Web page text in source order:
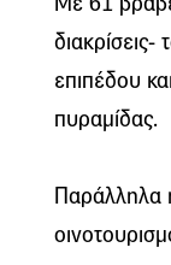
διακρίσεις-
επιπέδου
πυραμίδας.
Παράλληλα